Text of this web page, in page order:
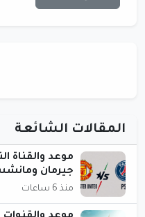
المقالات الشائعة
موعد والقناة
جيرمان
منذ 6 ساعات